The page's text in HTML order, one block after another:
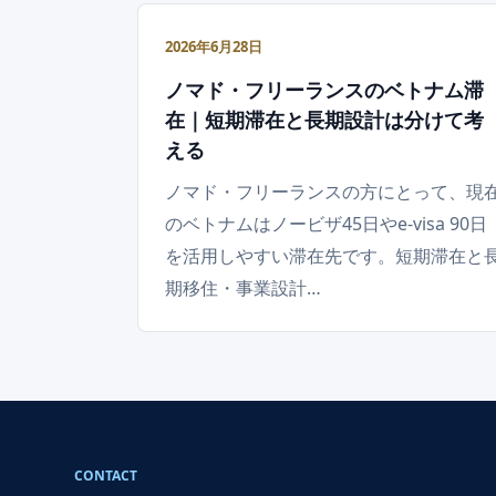
2026年6月28日
ノマド・フリーランスのベトナム滞
在｜短期滞在と長期設計は分けて考
える
ノマド・フリーランスの方にとって、現
のベトナムはノービザ45日やe-visa 90日
を活用しやすい滞在先です。短期滞在と
期移住・事業設計…
CONTACT